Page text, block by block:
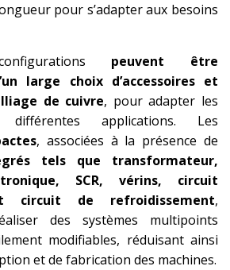
pour s’adapter aux besoins
peuvent être
large choix d’accessoires et
de cuivre, pour adapter les
différentes applications. Les
, associées à la présence de
tels que transformateur,
SCR, vérins, circuit
circuit de refroidissement,
des systèmes multipoints
modifiables, réduisant ainsi
et de fabrication des machines.